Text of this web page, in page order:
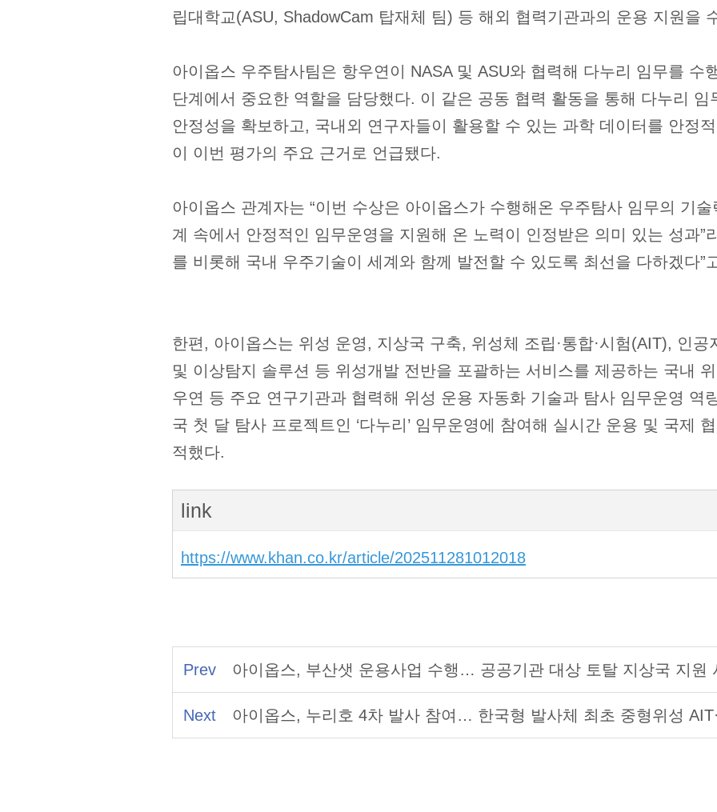
립대학교(ASU, ShadowCam 탑재체 팀) 등 해외 협력기관과의 운용 지원을
아이옵스 우주탐사팀은 항우연이 NASA 및 ASU와 협력해 다누리 임무를 수
단계에서 중요한 역할을 담당했다. 이 같은 공동 협력 활동을 통해 다누리 임
안정성을 확보하고, 국내외 연구자들이 활용할 수 있는 과학 데이터를 안정
이 이번 평가의 주요 근거로 언급됐다.
아이옵스 관계자는 “이번 수상은 아이옵스가 수행해온 우주탐사 임무의 기
계 속에서 안정적인 임무운영을 지원해 온 노력이 인정받은 의미 있는 성과”
를 비롯해 국내 우주기술이 세계와 함께 발전할 수 있도록 최선을 다하겠다”
한편, 아이옵스는 위성 운영, 지상국 구축, 위성체 조립·통합·시험(AIT), 인
및 이상탐지 솔루션 등 위성개발 전반을 포괄하는 서비스를 제공하는 국내
우연 등 주요 연구기관과 협력해 위성 운용 자동화 기술과 탐사 임무운영 역
국 첫 달 탐사 프로젝트인 ‘다누리’ 임무운영에 참여해 실시간 운용 및 국제
적했다.
link
https://www.khan.co.kr/article/202511281012018
Prev 아이옵스, 부산샛 운용사업 수행… 공공기관 대상 토탈 지상국 지원
Next 아이옵스, 누리호 4차 발사 참여… 한국형 발사체 최초 중형위성